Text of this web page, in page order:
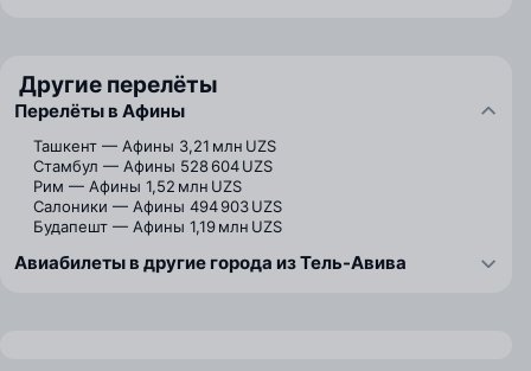
Другие перелёты
Перелёты в Афины
Ташкент — Афины 3,21 млн UZS
Стамбул — Афины 528 604 UZS
Рим — Афины 1,52 млн UZS
Салоники — Афины 494 903 UZS
Будапешт — Афины 1,19 млн UZS
Авиабилеты в другие города из Тель-Авива